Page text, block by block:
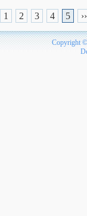
1 2 3 4 5 ››
Copyright